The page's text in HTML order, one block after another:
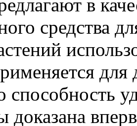
в
средства
способность
доказана